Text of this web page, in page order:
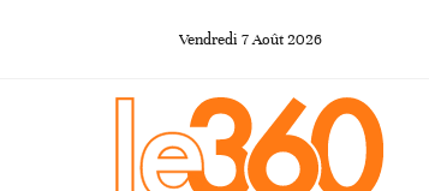
Vendredi 7Août 2026